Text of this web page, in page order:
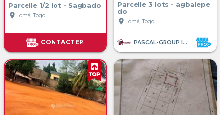
Parcelle 1/2 lot - Sagbado
location_on Lomé, Togo
CONTACTER
Parcelle 3 lots - agbalepe
do
location_on Lomé, Togo
PASCAL-GROUP IMMOBILIER